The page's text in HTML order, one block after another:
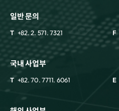
일반 문의
T +82. 2. 571. 7321 F
국내 사업부
T +82. 70. 7711. 6061 E